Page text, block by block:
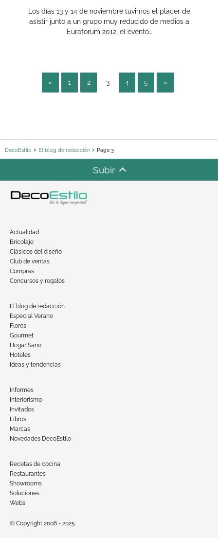
Los días 13 y 14 de noviembre tuvimos el placer de
asistir junto a un grupo muy reducido de medios a
Euroforum 2012, el evento…
« 1 2 3 4 5 »
DecoEstilo El blog de redacción Page 3
Subir
Actualidad
Bricolaje
Clásicos del diseño
Club de ventas
Compras
Concursos y regalos
El blog de redacción
Especial Verano
Flores
Gourmet
Hogar Sano
Hoteles
Ideas y tendencias
Informes
Interiorismo
Invitados
Libros
Marcas
Novedades DecoEstilo
Recetas de cocina
Restaurantes
Showrooms
Soluciones
Webs
© Copyright 2006 - 2025